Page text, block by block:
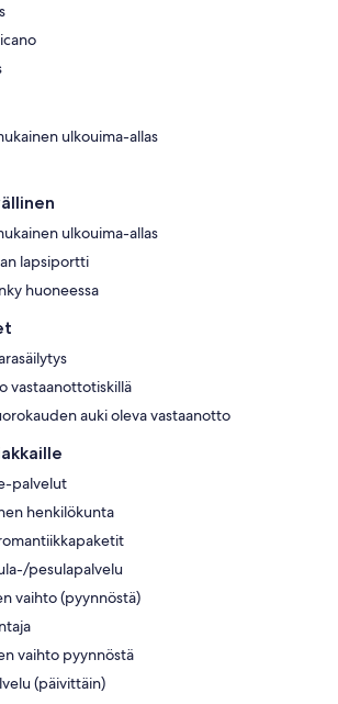
ulkouima-allas
ulkouima-allas
lapsiportti
huoneessa
vastaanottotiskillä
auki oleva vastaanotto
palvelut
henkilökunta
pesulapalvelu
vaihto (pyynnöstä)
vaihto pyynnöstä
(päivittäin)